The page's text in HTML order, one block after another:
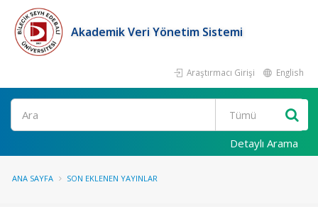
Akademik Veri Yönetim Sistemi
Araştırmacı Girişi English
Ara
Detaylı Arama
ANA SAYFA SON EKLENEN YAYINLAR